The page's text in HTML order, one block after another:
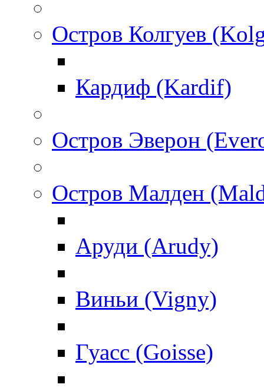
Остров Колгуев
Кардиф (Kardif)
Остров Эверон
Остров Малден
Аруди (Arudy)
Виньи (Vigny)
Гуасс (Goisse)